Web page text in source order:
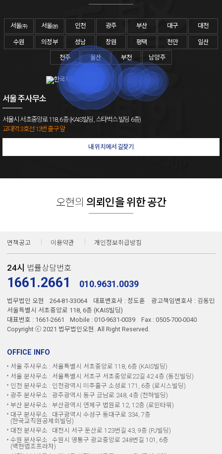
서울(주) 서울(분) 인천 광주 부산 대구 대전
수원 의정부 성남 창원 평택 천안 일산
전주 울산 부천 남양주
서울 주사무소
서울시 서초중앙로 118, 6층 (KAIS빌딩, 스타벅스 빌딩 6층)
교대역 3호선 13번 출구 앞
내 위치에서 길찾기
사기전문변호사
보이스피싱변호사
오현의 의뢰인을 위한 공간
면책공고 이용약관 개인정보취급방침
24시 법률상담번호
1661.2661 010.9631.0039
법무법인 오현 264-81-33064 대표변호사 : 정도훈
광고책임변호사 : 김동민
서울특별시 서초중앙로 118, 6층 (KAIS빌딩)
대표번호 : 1661-2661
Mobile : 010-9631-0039
Fax : 0505-700-0040
Copyright ⓒ 2021 법무법인오현. All Right Reserved.
OFFICE INFO
서울 주사무소 : 서울특별시 서초중앙로 118, 6층 (KAIS빌딩)
서울 분사무소 : 서울특별시 서초구 서초중앙로22길 42 4층 (동진빌딩)
인천 분사무소 : 인천광역시 미추홀구 소성로 171, 6층 (로시스빌딩)
광주 분사무소 : 광주광역시 동구 금남로 248, 4층 (천하빌딩)
부산 분사무소 : 부산광역시 연제구 법원로 12, 12층 (로윈타워)
대구 분사무소 : 대구광역시 수성구 동대구로 334, 7층
(한국교직원공제회빌딩)
대전 분사무소 : 대전시 서구 둔산로 123번길 43, 9층 (PJ빌딩)
수원 분사무소 : 수원시 영통구 광교중앙로 248번길 101, 6층
(백현법조프라자)